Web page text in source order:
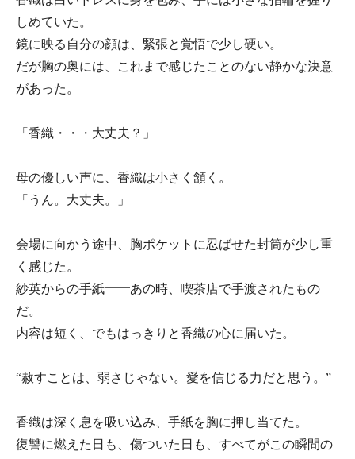
しめていた。
鏡に映る自分の顔は、緊張と覚悟で少し硬い。
だが胸の奥には、これまで感じたことのない静かな決意
があった。
「香織・・・大丈夫？」
母の優しい声に、香織は小さく頷く。
「うん。大丈夫。」
会場に向かう途中、胸ポケットに忍ばせた封筒が少し重
く感じた。
紗英からの手紙――あの時、喫茶店で手渡されたもの
だ。
内容は短く、でもはっきりと香織の心に届いた。
“赦すことは、弱さじゃない。愛を信じる力だと思う。”
香織は深く息を吸い込み、手紙を胸に押し当てた。
復讐に燃えた日も、傷ついた日も、すべてがこの瞬間の